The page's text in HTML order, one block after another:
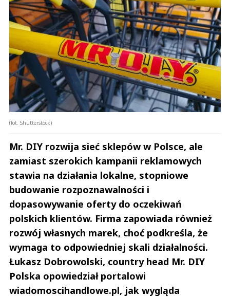
(fot. Shutterstock)
Mr. DIY rozwija sieć sklepów w Polsce, ale
zamiast szerokich kampanii reklamowych
stawia na działania lokalne, stopniowe
budowanie rozpoznawalności i
dopasowywanie oferty do oczekiwań
polskich klientów. Firma zapowiada również
rozwój własnych marek, choć podkreśla, że
wymaga to odpowiedniej skali działalności.
Łukasz Dobrowolski, country head Mr. DIY
Polska opowiedział portalowi
wiadomoscihandlowe.pl, jak wygląda